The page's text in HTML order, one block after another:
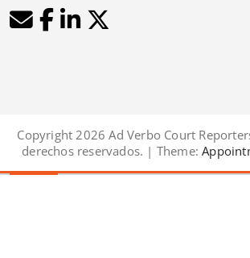
Copyright 2026 Ad Verbo Court
derechos reservados. | Theme: